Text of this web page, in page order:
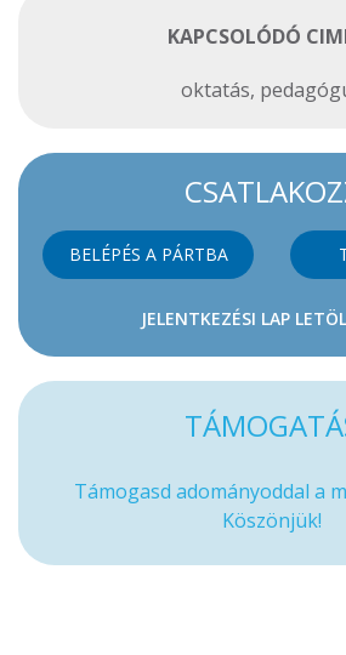
KAPCSOLÓDÓ
oktatás,
BELÉPÉS A PÁRTBA
JELENTKEZÉSI LAP
Támogasd adományoddal a
Köszönjük!